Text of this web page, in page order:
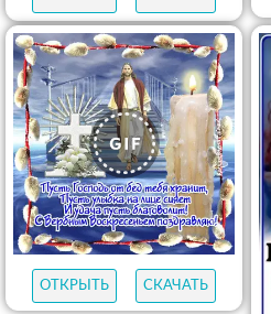
ОТКРЫТЬ СКАЧАТЬ